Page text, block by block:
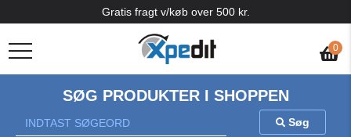
0
Gratis fragt v/køb over 500 kr.
SØG PRODUKTER I SHOPPEN
Søg